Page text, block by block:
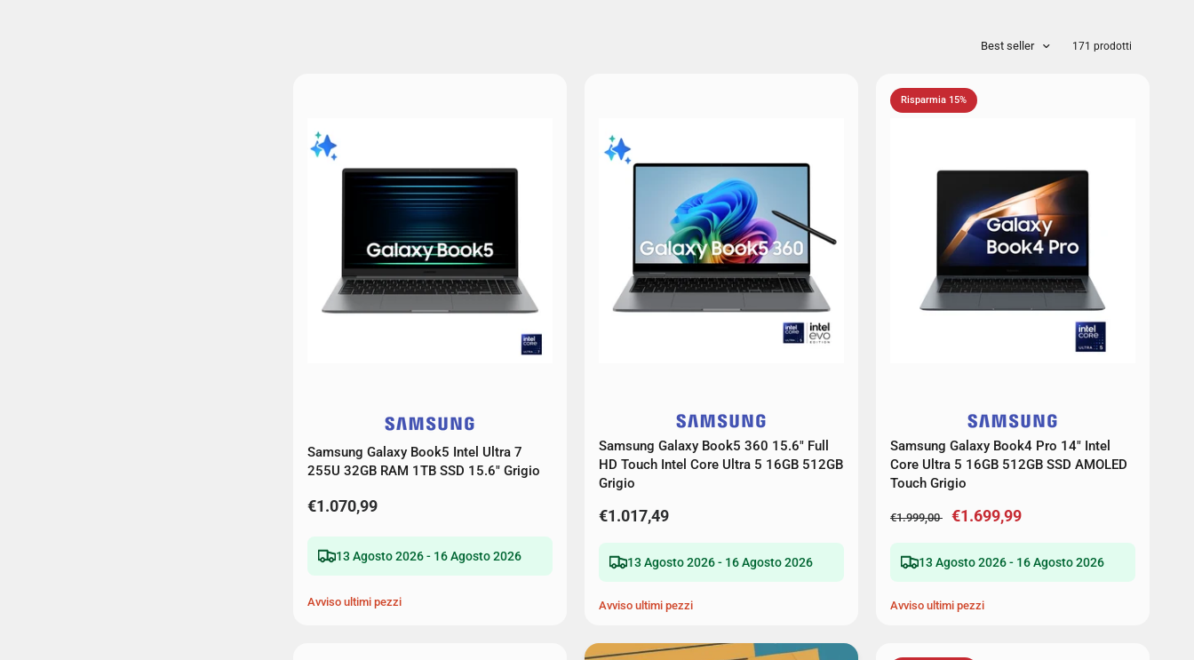
Best seller 171 prodotti
Samsung Galaxy Book5 Intel Ultra 7
255U 32GB RAM 1TB SSD 15.6" Grigio
€1.070,99
13 Agosto 2026 - 16 Agosto 2026
Avviso ultimi pezzi
Samsung Galaxy Book5 360 15.6" Full
HD Touch Intel Core Ultra 5 16GB 512GB
Grigio
€1.017,49
13 Agosto 2026 - 16 Agosto 2026
Avviso ultimi pezzi
Risparmia 15%
Samsung Galaxy Book4 Pro 14" Intel
Core Ultra 5 16GB 512GB SSD AMOLED
Touch Grigio
€1.999,00 €1.699,99
13 Agosto 2026 - 16 Agosto 2026
Avviso ultimi pezzi